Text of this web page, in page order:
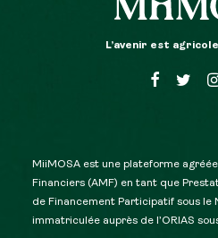
L’avenir est
MiiMOSA est une plateforme
Financiers (AMF) en tant que
de Financement Participatif sous le
immatriculée auprès de l’ORIAS